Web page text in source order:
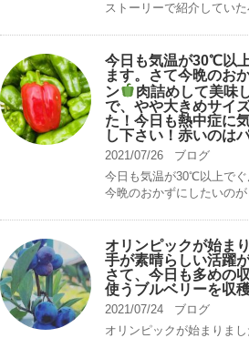
ストーリーで紹介してい
今日も気温が30℃以
ます。さて今晩のお
ン
肉詰めして美味
で、やや大きめサイ
た！今日も熱中症に
し下さい！赤いのは
2021/07/26
ブログ
今日も気温が30℃以上で
今晩のおかずにしたいのが
オリンピックが始ま
手が素晴らしい活躍
さて、今日も多めの
使うブルベリーを収
2021/07/24
ブログ
オリンピックが始まりま